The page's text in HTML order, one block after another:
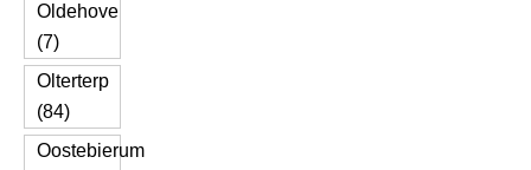
Oldehove
(7)
Olterterp
(84)
Oostebierum